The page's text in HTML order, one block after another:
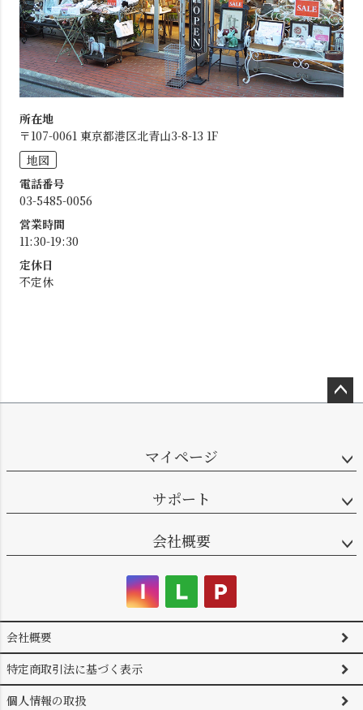
所在地
〒107-0061 東京都港区北青山3-8-13 1F
地図
電話番号
03-5485-0056
営業時間
11:30-19:30
定休日
不定休
マイページ
サポート
会社概要
会社概要
特定商取引法に基づく表示
個人情報の取扱